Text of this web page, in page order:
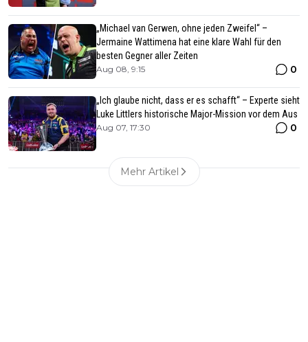
„Michael van Gerwen, ohne jeden Zweifel“ –
Jermaine Wattimena hat eine klare Wahl für den
besten Gegner aller Zeiten
Aug 08, 9:15 0
„Ich glaube nicht, dass er es schafft“ – Experte sieht
Luke Littlers historische Major-Mission vor dem Aus
Aug 07, 17:30 0
Mehr Artikel